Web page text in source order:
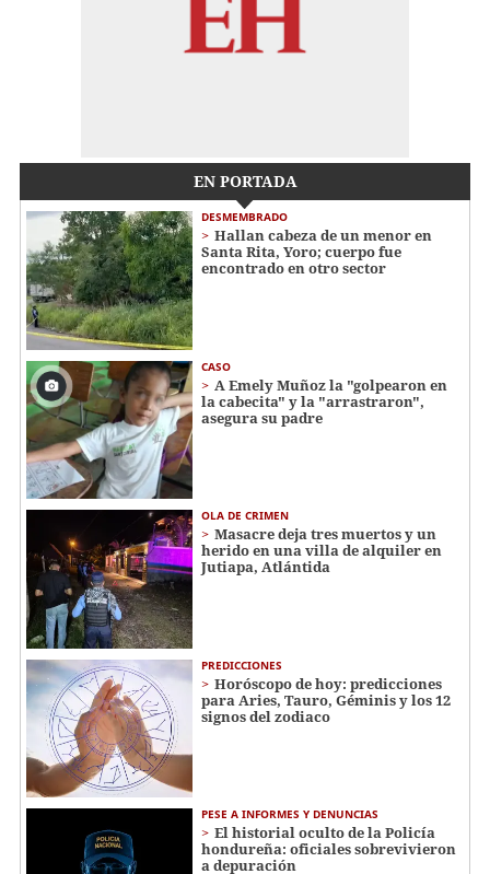
EN PORTADA
DESMEMBRADO
Hallan cabeza de un menor en
Santa Rita, Yoro; cuerpo fue
encontrado en otro sector
CASO
A Emely Muñoz la "golpearon en
la cabecita" y la "arrastraron",
asegura su padre
OLA DE CRIMEN
Masacre deja tres muertos y un
herido en una villa de alquiler en
Jutiapa, Atlántida
PREDICCIONES
Horóscopo de hoy: predicciones
para Aries, Tauro, Géminis y los 12
signos del zodiaco
PESE A INFORMES Y DENUNCIAS
El historial oculto de la Policía
hondureña: oficiales sobrevivieron
a depuración